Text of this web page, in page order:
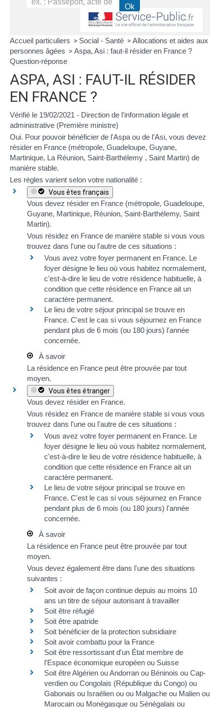
Accueil particuliers > Social - Santé > Allocations et aides aux
personnes âgées > Aspa, Asi : faut-il résider en France ?
Question-réponse
ASPA, ASI : FAUT-IL RÉSIDER
EN FRANCE ?
Vérifié le 19/02/2021 - Direction de l'information légale et
administrative (Première ministre)
Oui. Pour pouvoir bénéficier de l'Aspa ou de l'Asi, vous devez
résider en France (métropole, Guadeloupe, Guyane,
Martinique, La Réunion, Saint-Barthélemy , Saint Martin) de
manière stable.
Les règles varient selon votre nationalité :
Vous êtes français
Vous devez résider en France (métropole, Guadeloupe,
Guyane, Martinique, Réunion, Saint-Barthélemy, Saint
Martin).
Vous résidez en France de manière stable si vous vous
trouvez dans l'une ou l'autre de ces situations :
Vous avez votre foyer permanent en France. Le
foyer désigne le lieu où vous habitez normalement,
c'est-à-dire le lieu de votre résidence habituelle, à
condition que cette résidence en France ait un
caractère permanent.
Le lieu de votre séjour principal se trouve en
France. C'est le cas si vous séjournez en France
pendant plus de 6 mois (ou 180 jours) l'année
concernée.
À savoir
La résidence en France peut être prouvée par tout
moyen.
Vous êtes étranger
Vous devez résider en France.
Vous résidez en France de manière stable si vous vous
trouvez dans l'une ou l'autre de ces situations :
Vous avez votre foyer permanent en France. Le
foyer désigne le lieu où vous habitez normalement,
c'est-à-dire le lieu de votre résidence habituelle, à
condition que cette résidence en France ait un
caractère permanent.
Le lieu de votre séjour principal se trouve en
France. C'est le cas si vous séjournez en France
pendant plus de 6 mois (ou 180 jours) l'année
concernée.
À savoir
La résidence en France peut être prouvée par tout
moyen.
Vous devez également être dans l'une des situations
suivantes :
Soit avoir de façon continue depuis au moins 10
ans un titre de séjour autorisant à travailler
Soit être réfugié
Soit être apatride
Soit bénéficier de la protection subsidiaire
Soit avoir combattu pour la France
Soit être ressortissant d'un État membre de
l'Espace économique européen ou Suisse
Soit être Algérien ou Andorran ou Béninois ou Cap-
verdien ou Congolais (République du Congo) ou
Gabonais ou Israélien ou ou Malgache ou Malien ou
Marocain ou Monégasque ou Sénégalais ou